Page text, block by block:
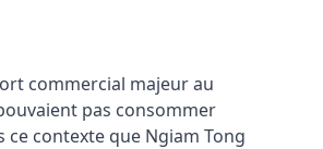
commercial majeur au
pas consommer
contexte que Ngiam Tong